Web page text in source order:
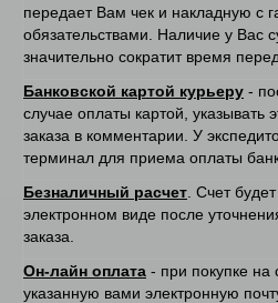
передает Вам чек и накладную с
обязательствами. Наличие у Вас
значительно сократит время
Банковской картой курьеру -
случае оплаты картой,
заказа в комментарии. У
терминал для приема оплаты
Безналичный расчет . Счет
электронном виде после
заказа.
Он-лайн оплата - при покупке на
указанную вами электронную